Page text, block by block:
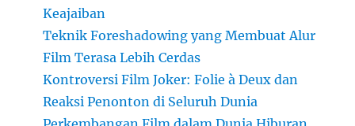
Keajaiban
Teknik Foreshadowing yang Membuat Alur
Film Terasa Lebih Cerdas
Kontroversi Film Joker: Folie à Deux dan
Reaksi Penonton di Seluruh Dunia